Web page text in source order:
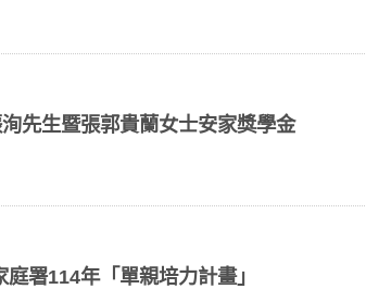
先生暨張郭貴蘭女士安家獎學金
署114年「單親培力計畫」